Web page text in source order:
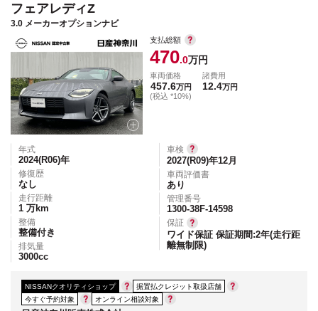
フェアレディZ
3.0 メーカーオプションナビ
支払総額
470.0万円
車両価格
457.6万円
(税込 *10%)
諸費用
12.4万円
年式
2024(R06)年
修復歴
なし
走行距離
1 万km
整備
整備付き
排気量
3000cc
車検
2027(R09)年12月
車両評価書
あり
管理番号
1300-38F-14598
保証
ワイド保証 保証期間:2年(走行距
離無制限)
NISSANクオリティショップ
据置払クレジット取扱店舗
今すぐ予約対象
オンライン相談対象